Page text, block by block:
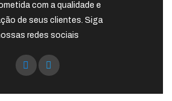
com a qualidade e
de seus clientes. Siga
redes sociais